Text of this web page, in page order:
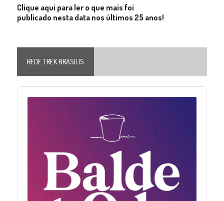
Clique aqui para ler o que mais foi
publicado nesta data nos últimos 25 anos!
REDE TREK BRASILIS
Audio
Player